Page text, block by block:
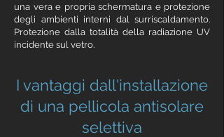
una vera e propria schermatura e protezione
degli ambienti interni dal surriscaldamento.
Protezione dalla totalità della radiazione UV
incidente sul vetro.
I vantaggi dall'installazione
di una pellicola antisolare
selettiva